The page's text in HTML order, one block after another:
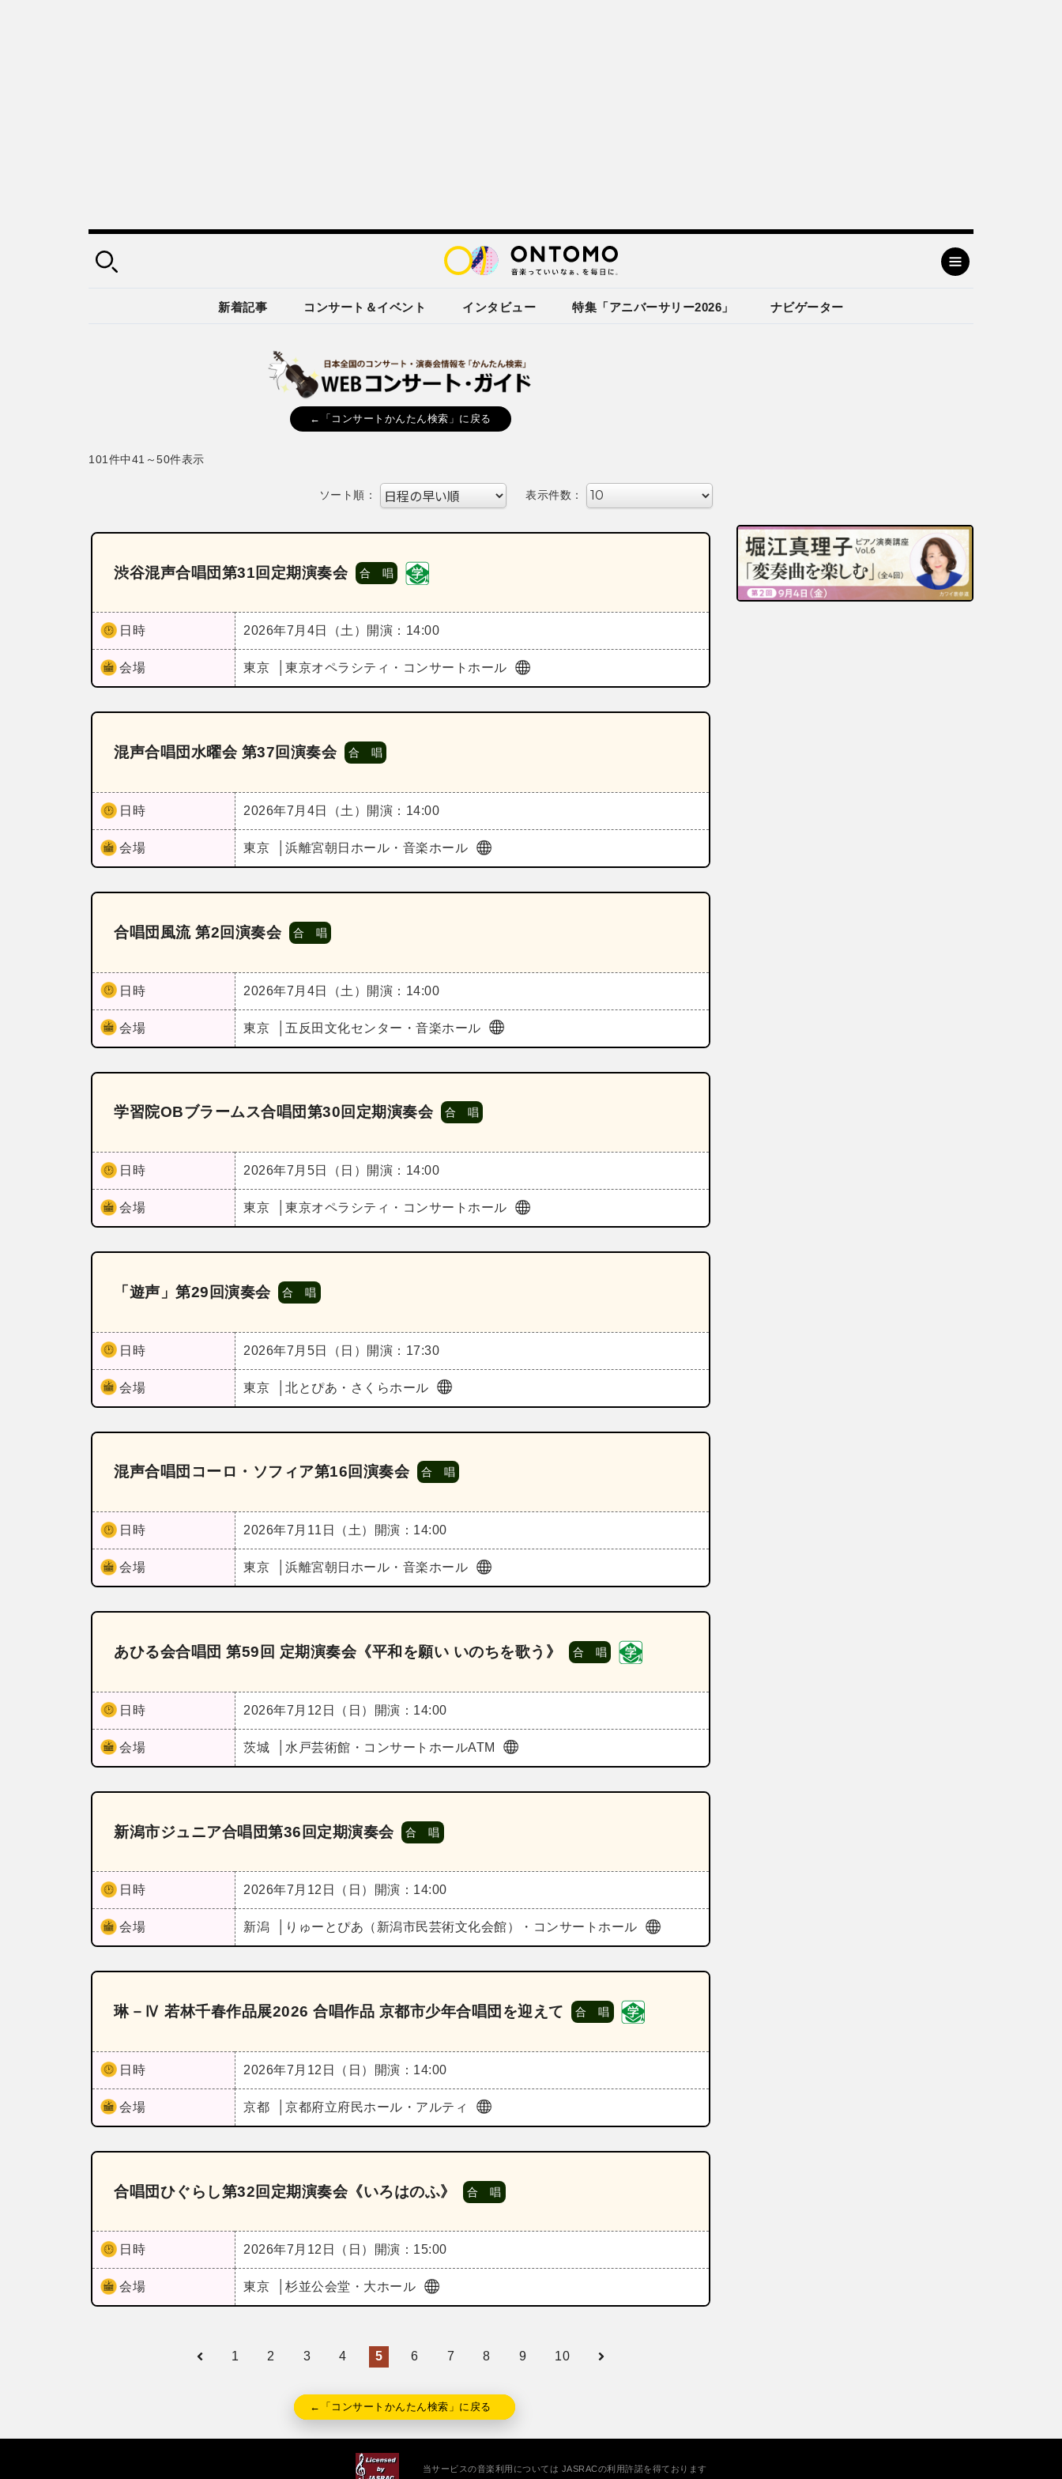
新着記事 コンサート＆イベント インタビュー 特集「アニバーサリー2026」 ナビゲーター
←「コンサートかんたん検索」に戻る
101件中41～50件表示
ソート順： 表示件数：
渋谷混声合唱団第31回定期演奏会 合 唱
日時 2026年7月4日（土） 開演：14:00
会場 東京 東京オペラシティ・コンサートホール
混声合唱団水曜会 第37回演奏会 合 唱
日時 2026年7月4日（土） 開演：14:00
会場 東京 浜離宮朝日ホール・音楽ホール
合唱団風流 第2回演奏会 合 唱
日時 2026年7月4日（土） 開演：14:00
会場 東京 五反田文化センター・音楽ホール
学習院OBブラームス合唱団第30回定期演奏会 合 唱
日時 2026年7月5日（日） 開演：14:00
会場 東京 東京オペラシティ・コンサートホール
「遊声」第29回演奏会 合 唱
日時 2026年7月5日（日） 開演：17:30
会場 東京 北とぴあ・さくらホール
混声合唱団コーロ・ソフィア第16回演奏会 合 唱
日時 2026年7月11日（土） 開演：14:00
会場 東京 浜離宮朝日ホール・音楽ホール
あひる会合唱団 第59回 定期演奏会《平和を願い いのちを歌う》 合 唱
日時 2026年7月12日（日） 開演：14:00
会場 茨城 水戸芸術館・コンサートホールATM
新潟市ジュニア合唱団第36回定期演奏会 合 唱
日時 2026年7月12日（日） 開演：14:00
会場 新潟 りゅーとぴあ（新潟市民芸術文化会館）・コンサートホール
琳－Ⅳ 若林千春作品展2026 合唱作品 京都市少年合唱団を迎えて 合 唱
日時 2026年7月12日（日） 開演：14:00
会場 京都 京都府立府民ホール・アルティ
合唱団ひぐらし第32回定期演奏会《いろはのふ》 合 唱
日時 2026年7月12日（日） 開演：15:00
会場 東京 杉並公会堂・大ホール
1 2 3 4 5 6 7 8 9 10
←「コンサートかんたん検索」に戻る
当サービスの音楽利用については JASRACの利用許諾を得ております